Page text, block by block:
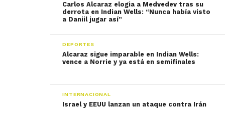
Carlos Alcaraz elogia a Medvedev tras su
derrota en Indian Wells: “Nunca había visto
a Daniil jugar así”
DEPORTES
Alcaraz sigue imparable en Indian Wells:
vence a Norrie y ya está en semifinales
INTERNACIONAL
Israel y EEUU lanzan un ataque contra Irán